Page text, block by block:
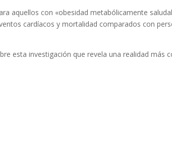
aquellos con «obesidad metabólicamente
cardíacos y mortalidad comparados con
esta investigación que revela una realidad más